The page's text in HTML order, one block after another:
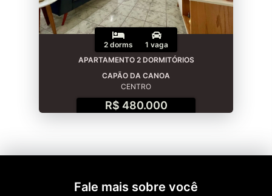
2 dorms
1 vaga
APARTAMENTO 2 DORMITÓRIOS
CAPÃO DA CANOA
CENTRO
R$ 480.000
Fale mais sobre você